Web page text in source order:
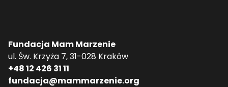
Fundacja Mam Marzenie
ul. Św. Krzyża 7, 31-028 Kraków
+48 12 426 31 11
fundacja@mammarzenie.org